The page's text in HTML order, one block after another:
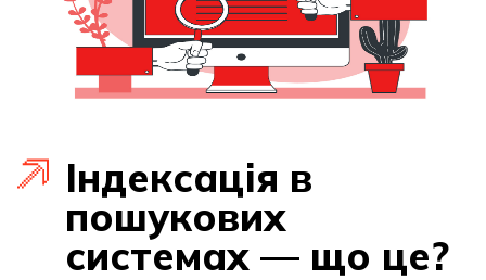
Індексація в
пошукових
системах — що це?